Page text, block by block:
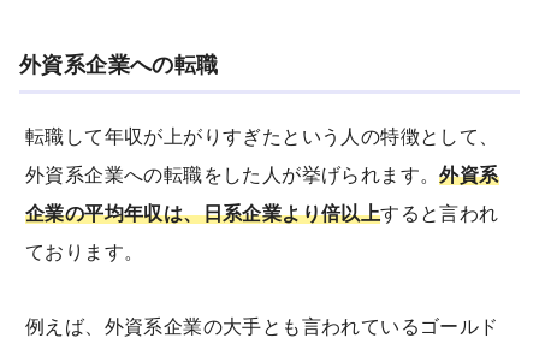
外資系企業への転職
転職して年収が上がりすぎたという人の特徴として、
外資系企業への転職をした人が挙げられます。外資系
企業の平均年収は、日系企業より倍以上すると言われ
ております。
例えば、外資系企業の大手とも言われているゴールド